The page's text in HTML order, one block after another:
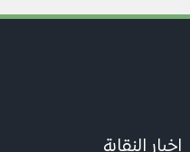
اخبار النقابة